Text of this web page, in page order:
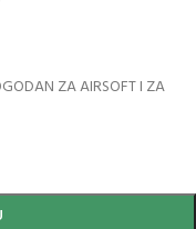
ZA AIRSOFT I ZA